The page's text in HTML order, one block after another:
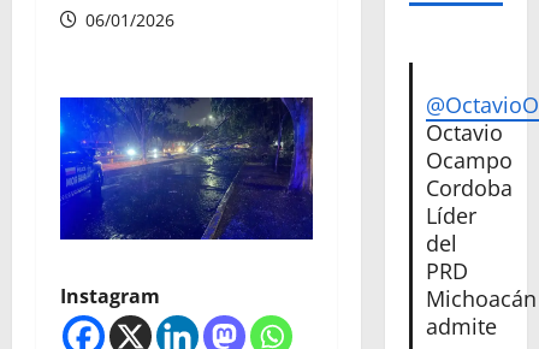
06/01/2026
Instagram
Octavio
Ocampo
Cordoba
Líder
del
PRD
Michoacán
admite